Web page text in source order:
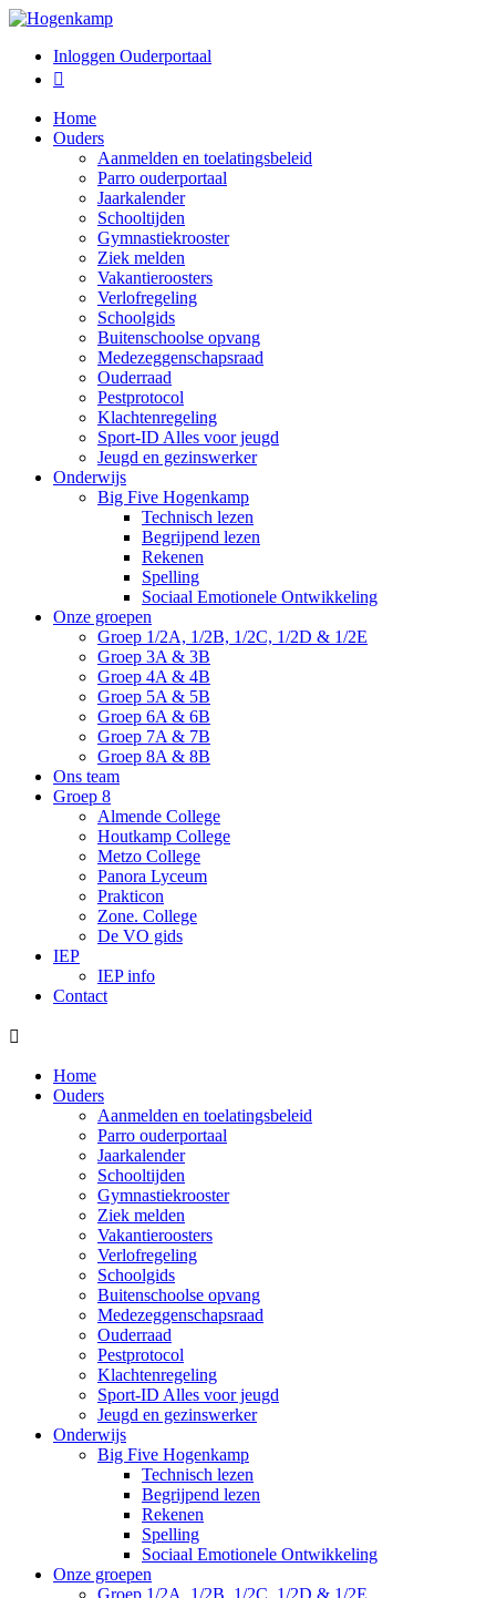
Inloggen Ouderportaal

Home
Ouders
Aanmelden en toelatingsbeleid
Parro ouderportaal
Jaarkalender
Schooltijden
Gymnastiekrooster
Ziek melden
Vakantieroosters
Verlofregeling
Schoolgids
Buitenschoolse opvang
Medezeggenschapsraad
Ouderraad
Pestprotocol
Klachtenregeling
Sport-ID Alles voor jeugd
Jeugd en gezinswerker
Onderwijs
Big Five Hogenkamp
Technisch lezen
Begrijpend lezen
Rekenen
Spelling
Sociaal Emotionele Ontwikkeling
Onze groepen
Groep 1/2A, 1/2B, 1/2C, 1/2D & 1/2E
Groep 3A & 3B
Groep 4A & 4B
Groep 5A & 5B
Groep 6A & 6B
Groep 7A & 7B
Groep 8A & 8B
Ons team
Groep 8
Almende College
Houtkamp College
Metzo College
Panora Lyceum
Prakticon
Zone. College
De VO gids
IEP
IEP info
Contact

Home
Ouders
Aanmelden en toelatingsbeleid
Parro ouderportaal
Jaarkalender
Schooltijden
Gymnastiekrooster
Ziek melden
Vakantieroosters
Verlofregeling
Schoolgids
Buitenschoolse opvang
Medezeggenschapsraad
Ouderraad
Pestprotocol
Klachtenregeling
Sport-ID Alles voor jeugd
Jeugd en gezinswerker
Onderwijs
Big Five Hogenkamp
Technisch lezen
Begrijpend lezen
Rekenen
Spelling
Sociaal Emotionele Ontwikkeling
Onze groepen
Groep 1/2A, 1/2B, 1/2C, 1/2D & 1/2E